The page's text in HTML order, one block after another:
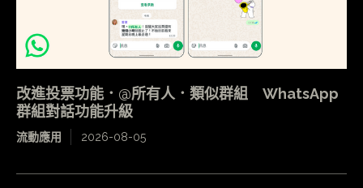
改進投票功能．@所有人．類似群組 WhatsApp
群組對話功能升級
流動應用 2026-08-05